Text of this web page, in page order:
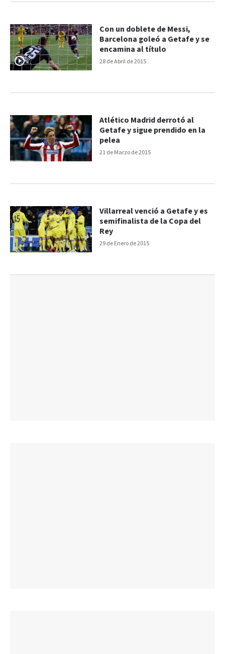
28 de Abril de 2015
Con un doblete de Messi,
Barcelona goleó a Getafe y se
encamina al título
21 de Marzo de 2015
Atlético Madrid derrotó al
Getafe y sigue prendido en la
pelea
29 de Enero de 2015
Villarreal venció a Getafe y es
semifinalista de la Copa del
Rey